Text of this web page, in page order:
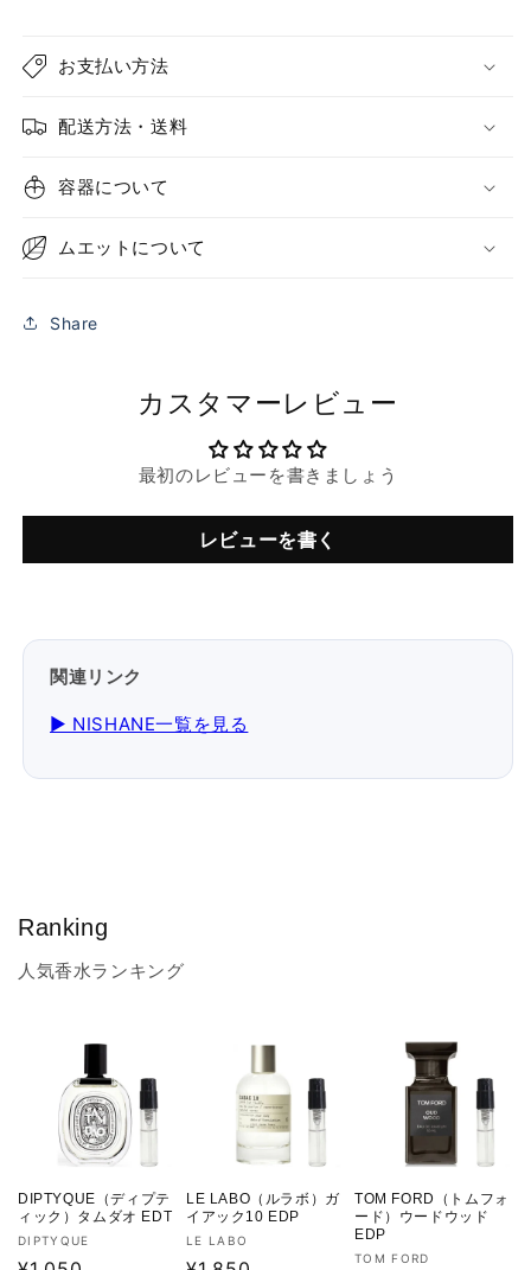
お支払い方法
配送方法・送料
容器について
ムエットについて
Share
カスタマーレビュー
最初のレビューを書きましょう
レビューを書く
関連リンク
▶ NISHANE一覧を見る
Ranking
人気香水ランキング
DIPTYQUE（ディプテ
ィック）タムダオ EDT
販
DIPTYQUE
LE LABO（ルラボ）ガ
イアック10 EDP
販
LE LABO
TOM FORD（トムフォ
ード）ウードウッド
EDP
販
TOM FORD